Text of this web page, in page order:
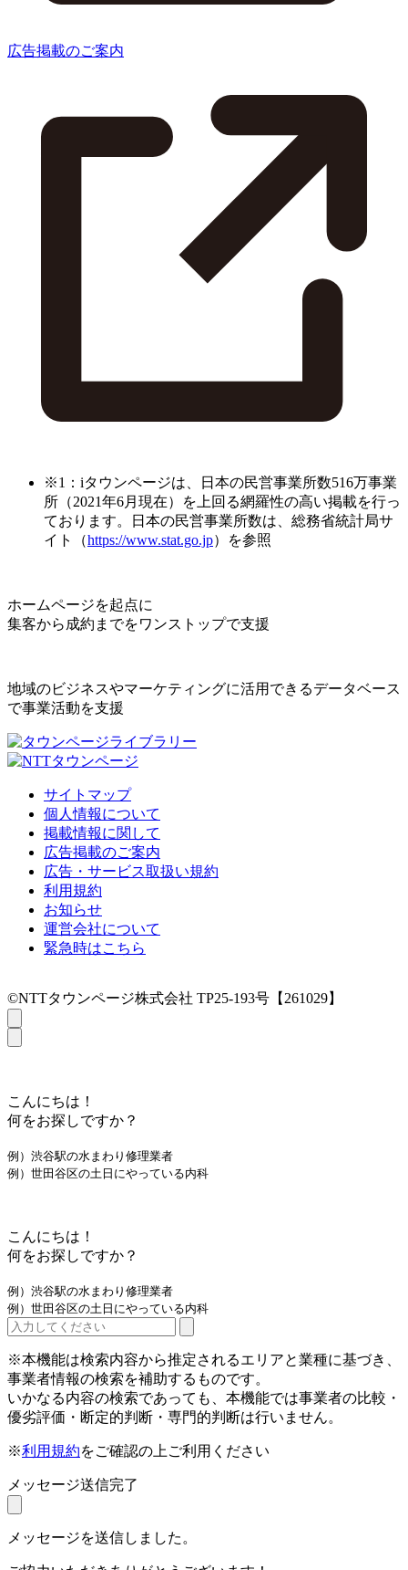
広告掲載のご案内
※1：iタウンページは、日本の民営事業所数516万事業
所（2021年6月現在）を上回る網羅性の高い掲載を行っ
ております。日本の民営事業所数は、総務省統計局サ
イト（https://www.stat.go.jp）を参照
ホームページを起点に
集客から成約までをワンストップで支援
地域のビジネスやマーケティングに活用できるデータベース
で事業活動を支援
サイトマップ
個人情報について
掲載情報に関して
広告掲載のご案内
広告・サービス取扱い規約
利用規約
お知らせ
運営会社について
緊急時はこちら
©NTTタウンページ株式会社 TP25-193号【261029】
こんにちは！
何をお探しですか？
例）渋谷駅の水まわり修理業者
例）世田谷区の土日にやっている内科
こんにちは！
何をお探しですか？
例）渋谷駅の水まわり修理業者
例）世田谷区の土日にやっている内科
※本機能は検索内容から推定されるエリアと業種に基づき、
事業者情報の検索を補助するものです。
いかなる内容の検索であっても、本機能では事業者の比較・
優劣評価・断定的判断・専門的判断は行いません。
※利用規約をご確認の上ご利用ください
メッセージ送信完了
メッセージを送信しました。